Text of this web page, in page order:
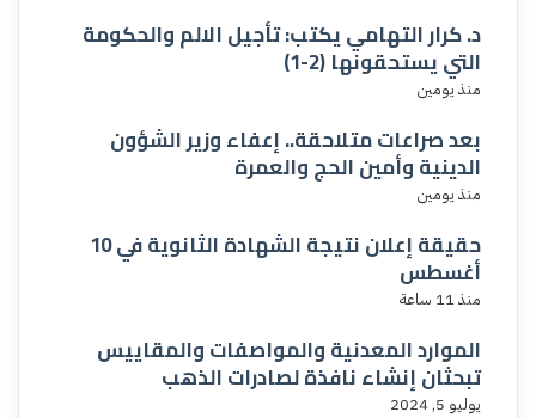
د. كرار التهامي يكتب: تأجيل الالم والحكومة
التي يستحقونها (2-1)
منذ يومين
بعد صراعات متلاحقة.. إعفاء وزير الشؤون
الدينية وأمين الحج والعمرة
منذ يومين
حقيقة إعلان نتيجة الشهادة الثانوية في 10
أغسطس
منذ 11 ساعة
الموارد المعدنية والمواصفات والمقاييس
تبحثان إنشاء نافذة لصادرات الذهب
يوليو 5, 2024